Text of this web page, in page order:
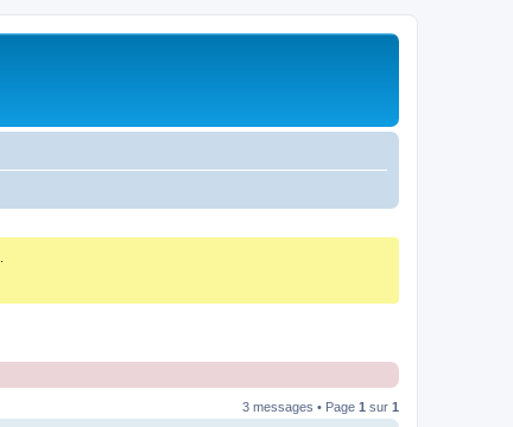
3 messages • Page 1 sur 1